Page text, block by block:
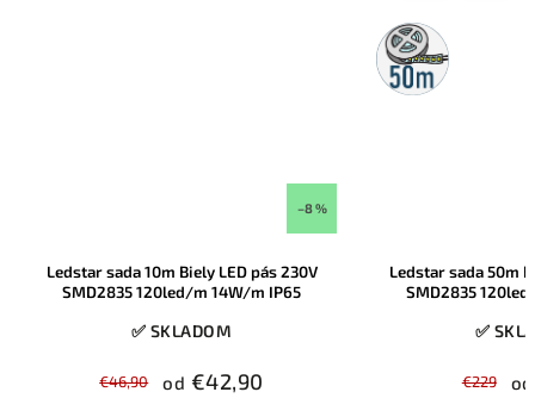
–17 %
Ledstar sada 50m Biely LED pás 230V
SMD2835 120led/m 14W/m IP65
✅ SKLADOM
€229 od€189
LED sada 15 m
na výber 60 LED/
✅